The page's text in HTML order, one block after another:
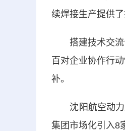
续焊接生产提供
搭建技术交流
百对企业协作行
补。
沈阳航空动力
集团市场化引入8